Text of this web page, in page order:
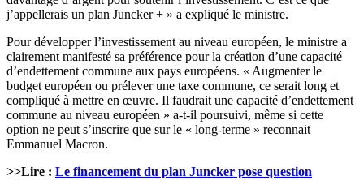
j’appellerais un plan Juncker + » a expliqué le ministre.
Pour développer l’investissement au niveau européen, le ministre a
clairement manifesté sa préférence pour la création d’une capacité
d’endettement commune aux pays européens. « Augmenter le
budget européen ou prélever une taxe commune, ce serait long et
compliqué à mettre en œuvre. Il faudrait une capacité d’endettement
commune au niveau européen » a-t-il poursuivi, même si cette
option ne peut s’inscrire que sur le « long-terme » reconnait
Emmanuel Macron.
>>Lire : Le financement du plan Juncker pose question